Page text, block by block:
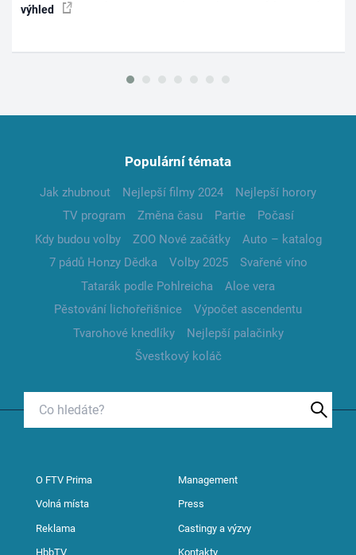
výhled
Populární témata
Jak zhubnout Nejlepší filmy 2024
Nejlepší horory
TV program
Změna času Partie
Počasí
Kdy budou volby
ZOO Nové začátky
Auto – katalog
7 pádů Honzy Dědka
Volby 2025
Svařené víno
Tatarák podle Pohlreicha
Aloe vera
Pěstování lichořeřišnice
Výpočet ascendentu
Tvarohové knedlíky
Nejlepší palačinky
Švestkový koláč
O FTV Prima Management
Volná místa Press
Reklama Castingy a výzvy
HbbTV Kontakty